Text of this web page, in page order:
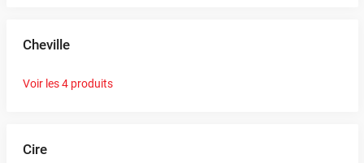
Cheville
Voir les 4 produits
Cire